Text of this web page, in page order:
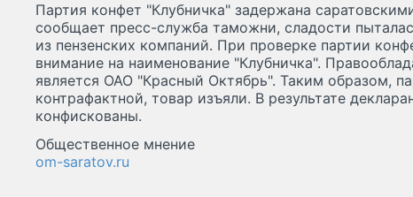
Партия конфет "Клубничка" задержана
сообщает пресс-служба таможни, сладости
из пензенских компаний. При проверке партии
внимание на наименование "Клубничка".
является ОАО "Красный Октябрь". Таким образом,
контрафактной, товар изъяли. В результате
конфискованы.
Общественное мнение
om-saratov.ru